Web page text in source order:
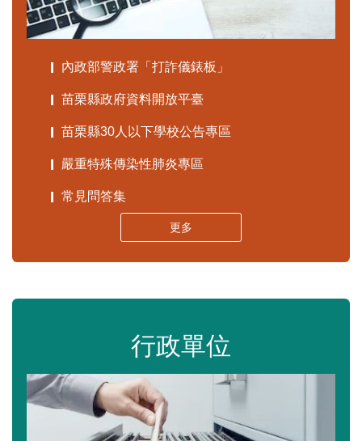
內政部警政署「打詐儀錶板」
苗栗縣政府資料開放平臺
苗栗縣30人以下學校公告專區
嚴重特殊傳染性肺炎專區
常見問答集
更多
行政單位